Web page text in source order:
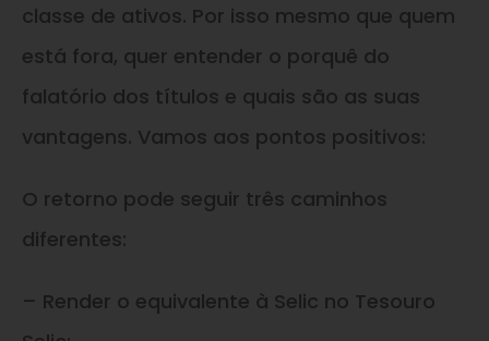
classe de ativos. Por isso mesmo que quem
está fora, quer entender o porquê do
falatório dos títulos e quais são as suas
vantagens. Vamos aos pontos positivos:
O retorno pode seguir três caminhos
diferentes:
– Render o equivalente à Selic no Tesouro